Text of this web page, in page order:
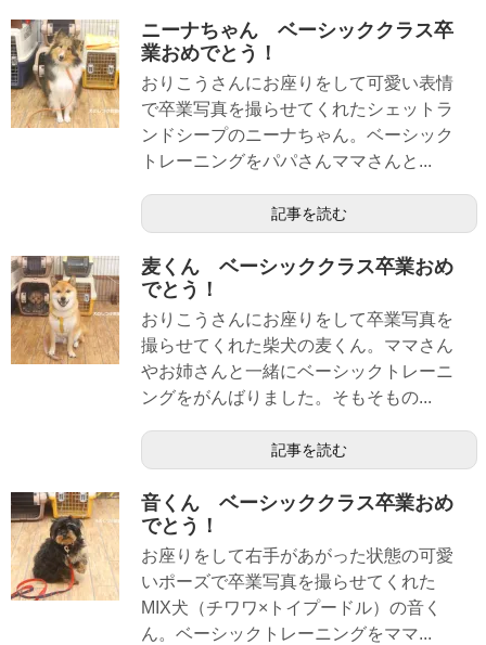
ニーナちゃん ベーシッククラス卒
業おめでとう！
おりこうさんにお座りをして可愛い表情
で卒業写真を撮らせてくれたシェットラ
ンドシープのニーナちゃん。ベーシック
トレーニングをパパさんママさんと...
記事を読む
麦くん ベーシッククラス卒業おめ
でとう！
おりこうさんにお座りをして卒業写真を
撮らせてくれた柴犬の麦くん。ママさん
やお姉さんと一緒にベーシックトレーニ
ングをがんばりました。そもそもの...
記事を読む
音くん ベーシッククラス卒業おめ
でとう！
お座りをして右手があがった状態の可愛
いポーズで卒業写真を撮らせてくれた
MIX犬（チワワ×トイプードル）の音く
ん。ベーシックトレーニングをママ...